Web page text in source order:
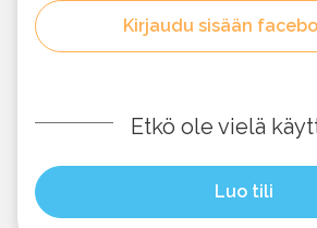
Kirjaudu sisään
Etkö ole vielä
Luo tili